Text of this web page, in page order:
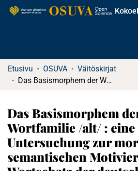
Etusivu OSUVA
Väitöskirjat
Das Basismorphem der Wortfamilie /alt/ : eine Untersuchung zur morphologisch-semantischen Motiviertheit im Wortschatz der deutschen Gegenwartssprache
Das Basismorphem
Wortfamilie /alt/ : eine
Untersuchung zur
semantischen